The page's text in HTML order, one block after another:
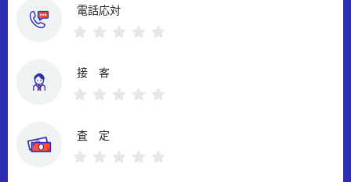
電話応対
接 客
査 定